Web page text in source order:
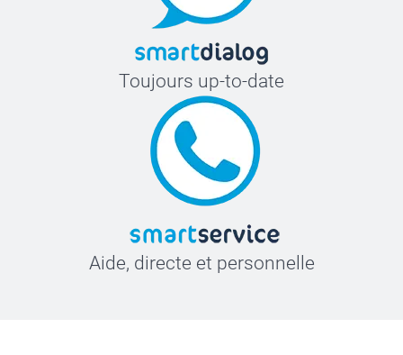
Toujours up-to-date
Aide, directe et personnelle